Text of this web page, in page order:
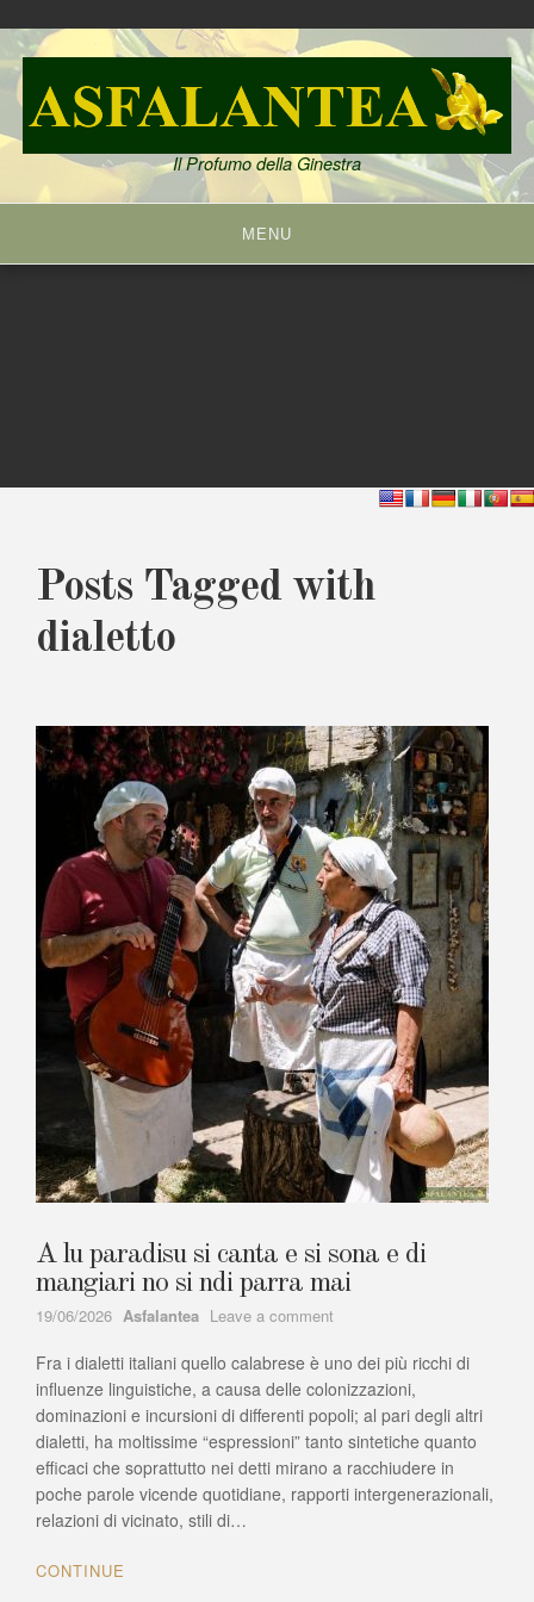
Skip
to
content
Il Profumo della Ginestra
MENU
Posts Tagged with
dialetto
A lu paradisu si canta e si sona e di
mangiari no si ndi parra mai
19/06/2026 Author
Asfalantea Leave a comment
lu
paradisu
si
canta
si
sona
Fra i dialetti italiani quello calabrese è uno dei più ricchi di
influenze linguistiche, a causa delle colonizzazioni,
dominazioni e incursioni di differenti popoli; al pari degli altri
dialetti, ha moltissime “espressioni” tanto sintetiche quanto
efficaci che soprattutto nei detti mirano a racchiudere in
poche parole vicende quotidiane, rapporti intergenerazionali,
relazioni di vicinato, stili di…
CONTINUE